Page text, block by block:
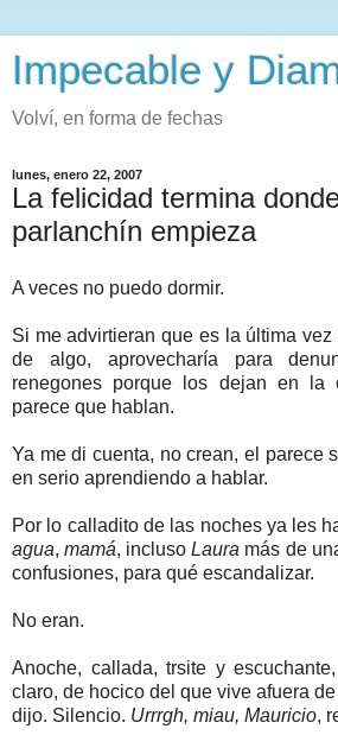
Impecable y
Volví, en forma de fechas
lunes, enero 22, 2007
La felicidad termina
parlanchín empieza
A veces no puedo dormir.
Si me advirtieran que es la última
de algo, aprovecharía para
renegones porque los dejan en la
parece que hablan.
Ya me di cuenta, no crean, el parece
en serio aprendiendo a hablar.
Por lo calladito de las noches ya les
agua,mamá, incluso Laura más de
confusiones, para qué escandalizar.
No eran.
Anoche, callada, trsite y
claro, de hocico del que vive afuera
dijo. Silencio. Urrrgh, miau, Mauricio,